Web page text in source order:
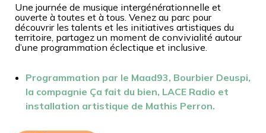
Une journée de musique intergénérationnelle et
ouverte à toutes et à tous. Venez au parc pour
découvrir les talents et les initiatives artistiques du
territoire, partagez un moment de convivialité autour
d’une programmation éclectique et inclusive.
Programmation par le Maad93, Bourbier Deuspi,
la compagnie Ça fait du bien, LACE Radio et
installation artistique de Mathis Perron.